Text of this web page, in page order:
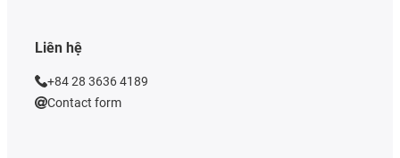
Liên hệ
+84 28 3636 4189
Contact form